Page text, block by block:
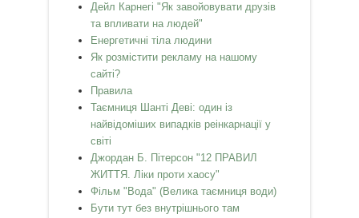
Дейл Карнегі "Як завойовувати друзів
та впливати на людей"
Енергетичні тіла людини
Як розмістити рекламу на нашому
сайті?
Правила
Таємниця Шанті Деві: один із
найвідоміших випадків реінкарнації у
світі
Джордан Б. Пітерсон "12 ПРАВИЛ
ЖИТТЯ. Ліки проти хаосу"
Фільм "Вода" (Велика таємниця води)
Бути тут без внутрішнього там